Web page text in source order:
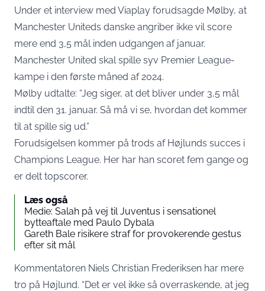
Under et interview med Viaplay forudsagde Mølby, at
Manchester Uniteds danske angriber ikke vil score
mere end 3,5 mål inden udgangen af januar.
Manchester United skal spille syv Premier League-
kampe i den første måned af 2024.
Mølby udtalte: “Jeg siger, at det bliver under 3,5 mål
indtil den 31. januar. Så må vi se, hvordan det kommer
til at spille sig ud.”
Forudsigelsen kommer på trods af Højlunds succes i
Champions League. Her har han scoret fem gange og
er delt topscorer.
Læs også
Medie: Salah på vej til Juventus i sensationel
bytteaftale med Paulo Dybala
Gareth Bale risikere straf for provokerende gestus
efter sit mål
Kommentatoren Niels Christian Frederiksen har mere
tro på Højlund. “Det er vel ikke så overraskende, at jeg